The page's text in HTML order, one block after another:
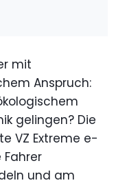
mit
Anspruch:
gelingen? Die
VZ Extreme e-
Fahrer
und am